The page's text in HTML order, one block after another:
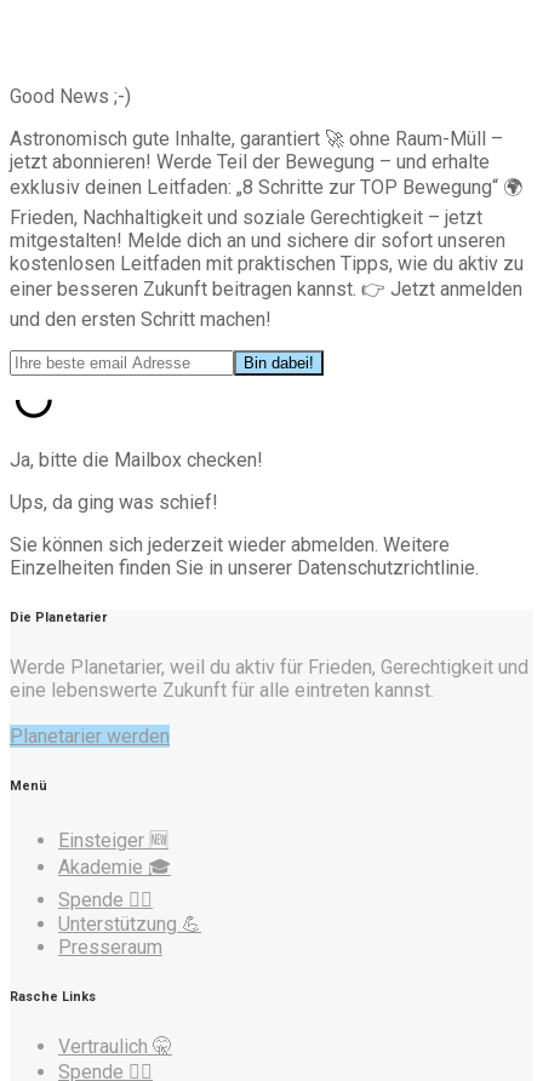
Good News ;-)
Astronomisch gute Inhalte, garantiert 🚀 ohne Raum-Müll –
jetzt abonnieren! Werde Teil der Bewegung – und erhalte
exklusiv deinen Leitfaden: „8 Schritte zur TOP Bewegung“ 🌍
Frieden, Nachhaltigkeit und soziale Gerechtigkeit – jetzt
mitgestalten! Melde dich an und sichere dir sofort unseren
kostenlosen Leitfaden mit praktischen Tipps, wie du aktiv zu
einer besseren Zukunft beitragen kannst. 👉 Jetzt anmelden
und den ersten Schritt machen!
Ja, bitte die Mailbox checken!
Ups, da ging was schief!
Sie können sich jederzeit wieder abmelden. Weitere
Einzelheiten finden Sie in unserer Datenschutzrichtlinie.
Die Planetarier
Werde Planetarier, weil du aktiv für Frieden, Gerechtigkeit und
eine lebenswerte Zukunft für alle eintreten kannst.
Planetarier werden
Menü
Einsteiger 🆕
Akademie 🎓
Spende ❤️‍🔥
Unterstützung 💪
Presseraum
Rasche Links
Vertraulich 🤫
Spende ❤️‍🔥